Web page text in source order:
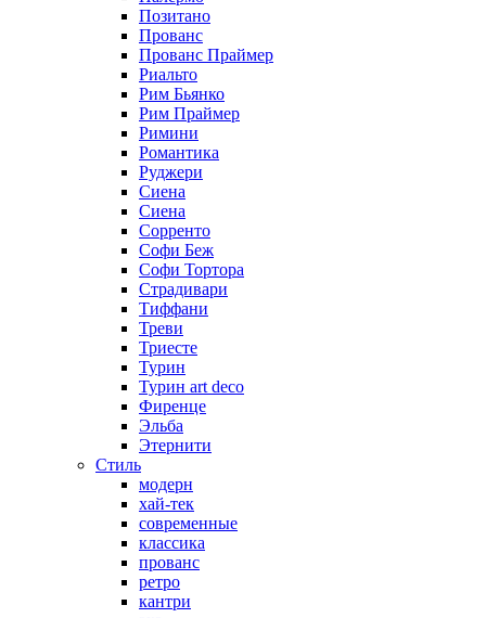
Позитано
Прованс
Прованс Праймер
Риальто
Рим Бьянко
Рим Праймер
Римини
Романтика
Руджери
Сиена
Сиена
Сорренто
Софи Беж
Софи Тортора
Страдивари
Тиффани
Треви
Триесте
Турин
Турин art deco
Фиренце
Эльба
Этернити
Стиль
модерн
хай-тек
современные
классика
прованс
ретро
кантри